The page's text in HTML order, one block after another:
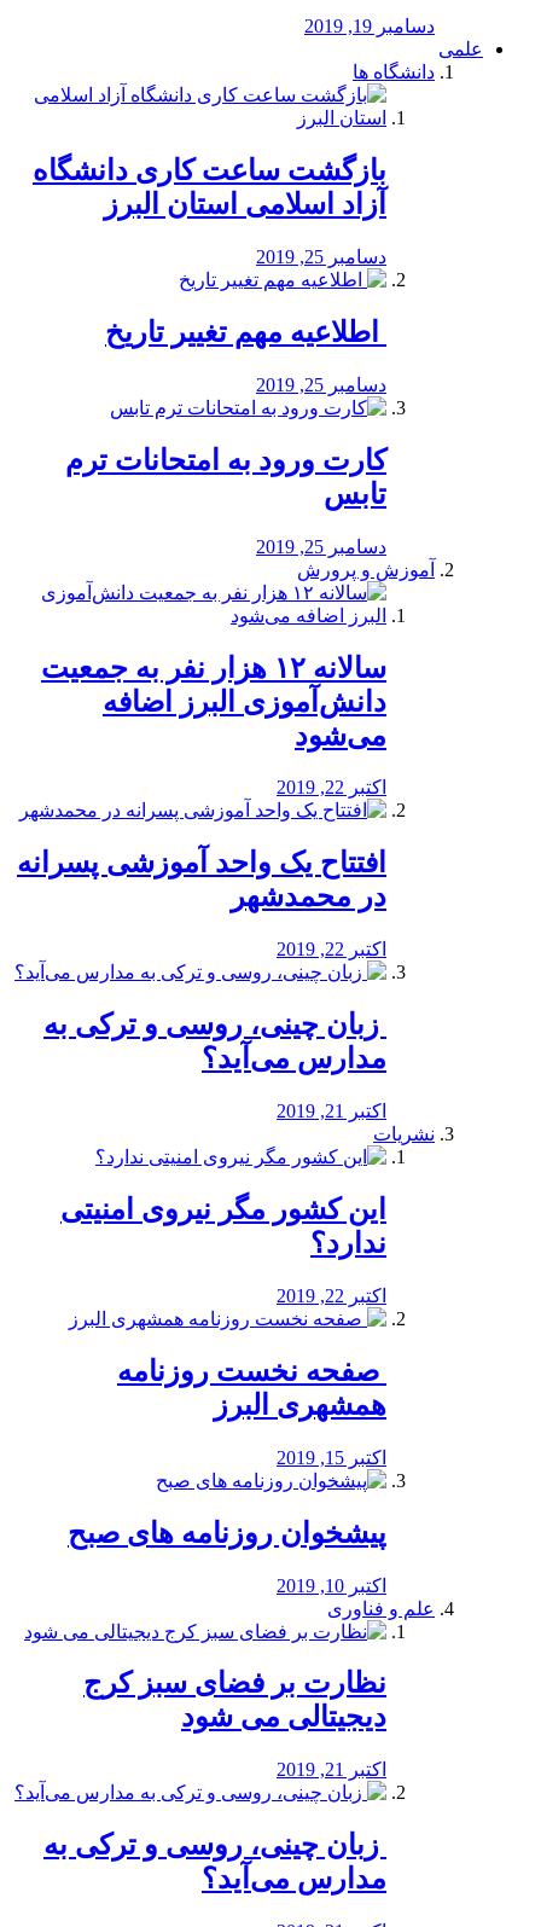
دسامبر 19, 2019
علمی
دانشگاه ها
بازگشت ساعت کاری دانشگاه
آزاد اسلامی استان البرز
دسامبر 25, 2019
️ اطلاعیه مهم تغییر تاریخ
دسامبر 25, 2019
کارت ورود به امتحانات ترم
تابس
دسامبر 25, 2019
آموزش و پرورش
️سالانه ۱۲ هزار نفر به جمعیت
دانش‌آموزی البرز اضافه
می‌شود
اکتبر 22, 2019
افتتاح یک واحد آموزشی پسرانه
در محمدشهر
اکتبر 22, 2019
️ زبان چینی، روسی و ترکی به
مدارس می‌آید؟
اکتبر 21, 2019
نشریات
این کشور مگر نیروی امنیتی
ندارد؟
اکتبر 22, 2019
️ صفحه نخست روزنامه‌
همشهری البرز
اکتبر 15, 2019
پیشخوان روزنامه های صبح
اکتبر 10, 2019
علم و فناوری
نظارت بر فضای سبز کرج
دیجیتالی می شود
اکتبر 21, 2019
️ زبان چینی، روسی و ترکی به
مدارس می‌آید؟